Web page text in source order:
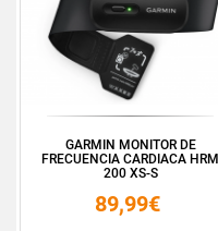
GARMIN MONITOR DE
FRECUENCIA CARDIACA HRM
200 XS-S
89,99€